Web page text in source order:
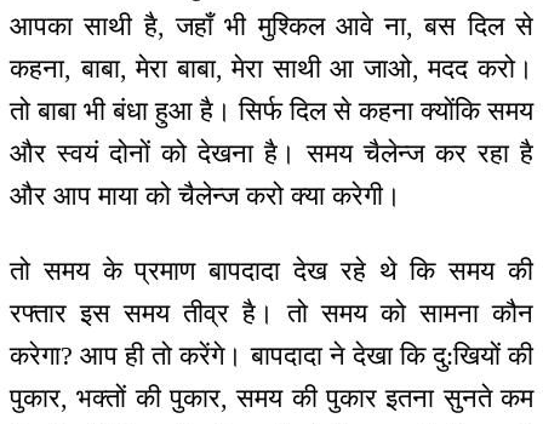
आपका साथी है, जहाँ भी मुश्किल आवे ना, बस दिल से
कहना, बाबा, मेरा बाबा, मेरा साथी आ जाओ, मदद करो।
तो बाबा भी बंधा हुआ है। सिर्फ दिल से कहना क्योंकि समय
और स्वयं दोनों को देखना है। समय चैलेन्ज कर रहा है
और आप माया को चैलेन्ज करो क्या करेगी।
तो समय के प्रमाण बापदादा देख रहे थे कि समय की
रफ्तार इस समय तीव्र है। तो समय को सामना कौन
करेगा? आप ही तो करेंगे। बापदादा ने देखा कि दु:खियों की
पुकार, भक्तों की पुकार, समय की पुकार इतना सुनते कम